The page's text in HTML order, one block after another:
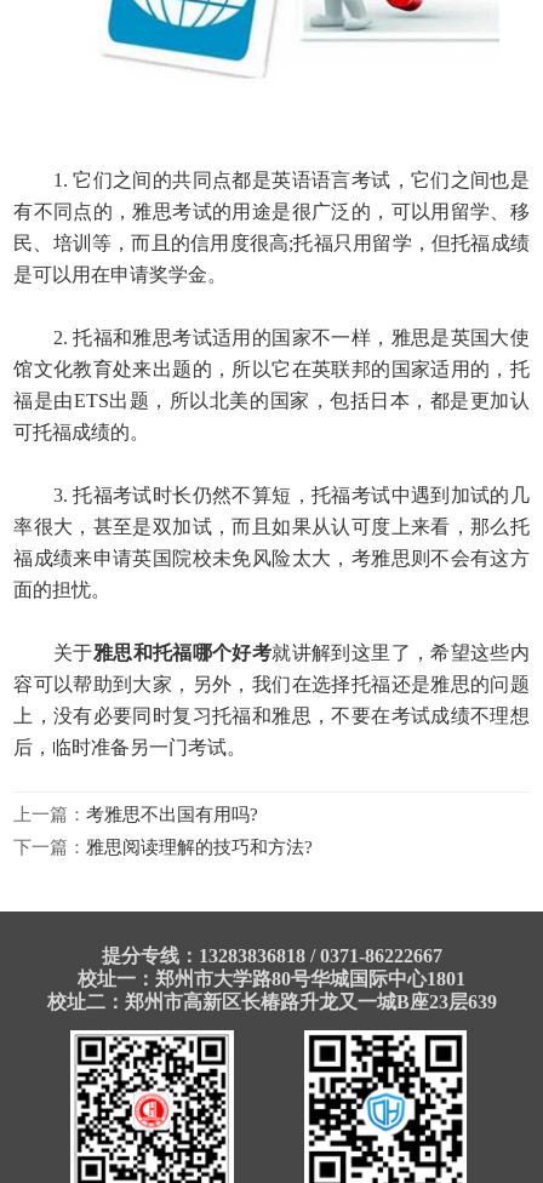
1. 它们之间的共同点都是英语语言考试，它们之间也是
有不同点的，雅思考试的用途是很广泛的，可以用留学、移
民、培训等，而且的信用度很高;托福只用留学，但托福成绩
是可以用在申请奖学金。
2. 托福和雅思考试适用的国家不一样，雅思是英国大使
馆文化教育处来出题的，所以它在英联邦的国家适用的，托
福是由ETS出题，所以北美的国家，包括日本，都是更加认
可托福成绩的。
3. 托福考试时长仍然不算短，托福考试中遇到加试的几
率很大，甚至是双加试，而且如果从认可度上来看，那么托
福成绩来申请英国院校未免风险太大，考雅思则不会有这方
面的担忧。
关于雅思和托福哪个好考就讲解到这里了，希望这些内
容可以帮助到大家，另外，我们在选择托福还是雅思的问题
上，没有必要同时复习托福和雅思，不要在考试成绩不理想
后，临时准备另一门考试。
上一篇：考雅思不出国有用吗?
下一篇： 雅思阅读理解的技巧和方法?
提分专线：13283836818 / 0371-86222667
校址一：郑州市大学路80号华城国际中心1801
校址二：郑州市高新区长椿路升龙又一城B座23层639